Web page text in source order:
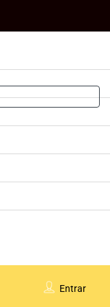
Entrar